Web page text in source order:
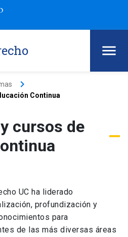
keyboard_arrow_right
Continua
cursos de
UC ha liderado
profundización y
para
de las más diversas áreas